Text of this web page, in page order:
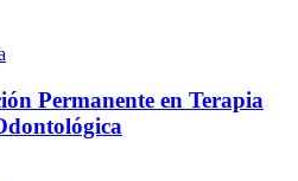
Permanente en Terapia